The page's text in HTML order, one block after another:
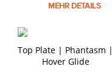
MEHR DETAILS
Top Plate | Phantasm |
Hover Glide